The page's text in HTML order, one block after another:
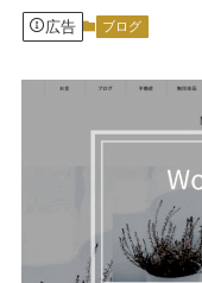
広告 ブログ